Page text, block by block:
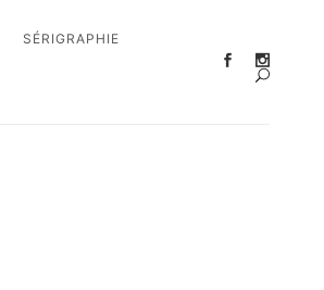
SÉRIGRAPHIE